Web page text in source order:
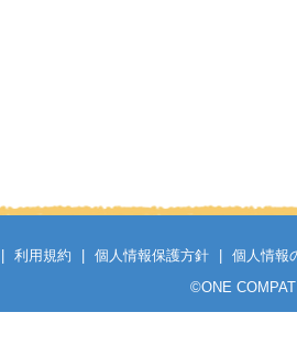
利用規約 個人情報保護方針
個人情報
©ONE